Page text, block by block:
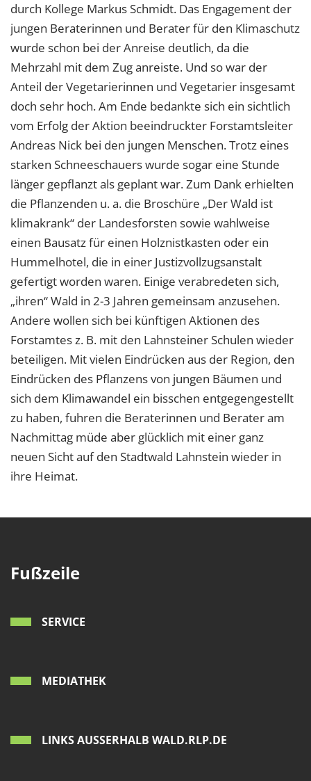
durch Kollege Markus Schmidt. Das Engagement der
jungen Beraterinnen und Berater für den Klimaschutz
wurde schon bei der Anreise deutlich, da die
Mehrzahl mit dem Zug anreiste. Und so war der
Anteil der Vegetarierinnen und Vegetarier insgesamt
doch sehr hoch. Am Ende bedankte sich ein sichtlich
vom Erfolg der Aktion beeindruckter Forstamtsleiter
Andreas Nick bei den jungen Menschen. Trotz eines
starken Schneeschauers wurde sogar eine Stunde
länger gepflanzt als geplant war. Zum Dank erhielten
die Pflanzenden u. a. die Broschüre „Der Wald ist
klimakrank“ der Landesforsten sowie wahlweise
einen Bausatz für einen Holznistkasten oder ein
Hummelhotel, die in einer Justizvollzugsanstalt
gefertigt worden waren. Einige verabredeten sich,
„ihren“ Wald in 2-3 Jahren gemeinsam anzusehen.
Andere wollen sich bei künftigen Aktionen des
Forstamtes z. B. mit den Lahnsteiner Schulen wieder
beteiligen. Mit vielen Eindrücken aus der Region, den
Eindrücken des Pflanzens von jungen Bäumen und
sich dem Klimawandel ein bisschen entgegengestellt
zu haben, fuhren die Beraterinnen und Berater am
Nachmittag müde aber glücklich mit einer ganz
neuen Sicht auf den Stadtwald Lahnstein wieder in
ihre Heimat.
Fußzeile
SERVICE
MEDIATHEK
LINKS AUSSERHALB WALD.RLP.DE